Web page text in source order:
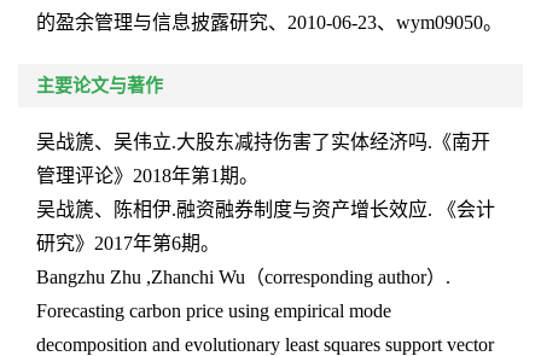
的盈余管理与信息披露研究、 2010-06-23、 wym09050。
主要论文与著作
吴战篪、吴伟立.大股东减持伤害了实体经济吗. 《南开
管理评论》 2018年第1期。
吴战篪、陈相伊.融资融券制度与资产增长效应.
《会计
研究》 2017年第6期。
Bangzhu Zhu ,Zhanchi Wu （corresponding author） .
Forecasting carbon price using empirical mode
decomposition and evolutionary least squares support vector